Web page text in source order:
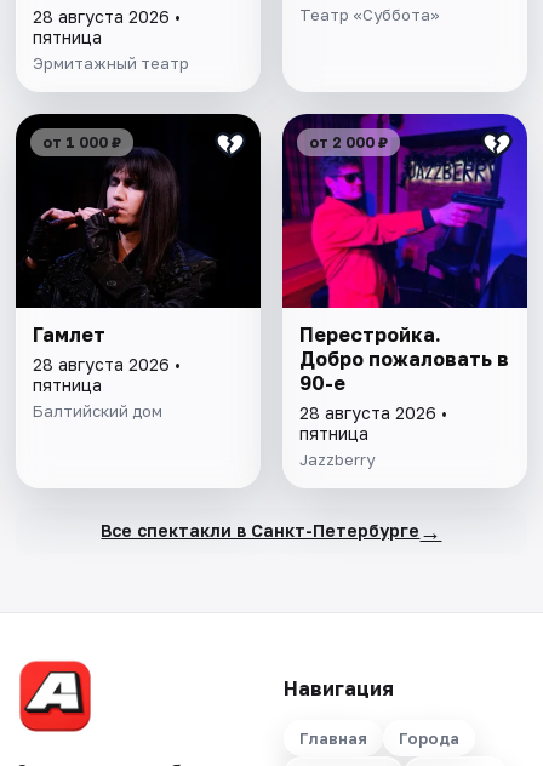
28 августа 2026 •
пятница
Эрмитажный театр
Театр «Суббота»
от 1 000 ₽
Гамлет
28 августа 2026 •
пятница
Балтийский дом
от 2 000 ₽
Перестройка.
Добро пожаловать в
90-е
28 августа 2026 •
пятница
Jazzberry
Все спектакли в Санкт-Петербурге →
Навигация
Главная
Города